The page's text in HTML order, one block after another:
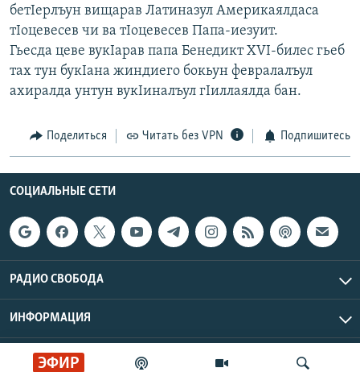
ЭФИР
бетIерлъун вищарав Латиназул Америкаялдаса
тIоцевесев чи ва тIоцевесев Папа-иезуит.
Гьесда цеве вукIарав папа Бенедикт XVI-билес гьеб
тах тун букIана жиндиего бокьун февралалъул
ахиралда унтун вукIиналъул гIиллаялда бан.
Поделиться Читать без VPN Подпишитесь
СОЦИАЛЬНЫЕ СЕТИ
РАДИО СВОБОДА
ИНФОРМАЦИЯ
Радио Свобода © 2026 RFE/RL, Inc. | Все права защищены.